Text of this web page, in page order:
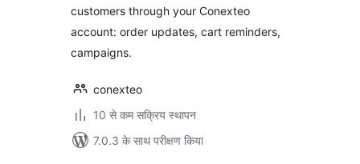
customers through your Conexteo
account: order updates, cart reminders,
campaigns.
conexteo
10 से कम सक्रिय स्थापन
7.0.3 के साथ परीक्षण किया